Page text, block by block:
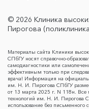
© 2026 Клиника
Пирогова
Материалы сайта Клиники
СПбГУ носят справочно-
самодиагностики или
эффективным только при
врача! Информация на
им. Н. И. Пирогова СПбГУ
от 13 марта 2025 г. N 118н.
технологий им. Н. И. Пирогова
использование без письменного